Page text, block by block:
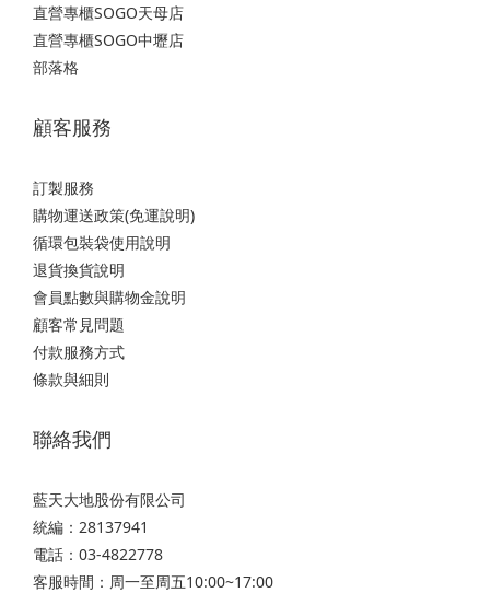
直營專櫃SOGO天母店
直營專櫃SOGO中壢店
部落格
顧客服務
訂製服務
購物運送政策(免運說明)
循環包裝袋使用說明
退貨換貨說明
會員點數與購物金說明
顧客常見問題
付款服務方式
條款與細則
聯絡我們
藍天大地股份有限公司
統編：28137941
電話：03-4822778
客服時間：周一至周五10:00~17:00